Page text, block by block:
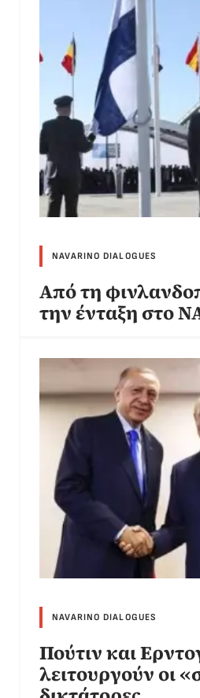
NAVARINO DIALOGUES
Από τη
την ένταξη στο
NAVARINO DIALOGUES
Πούτιν και
λειτουργούν οι